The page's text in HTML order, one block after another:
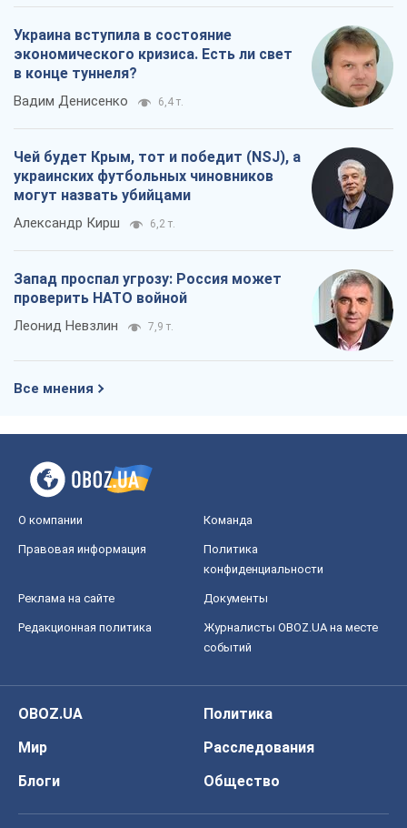
Украина вступила в состояние
экономического кризиса. Есть ли свет
в конце туннеля?
Вадим Денисенко 6,4 т.
Чей будет Крым, тот и победит (NSJ), а
украинских футбольных чиновников
могут назвать убийцами
Александр Кирш 6,2 т.
Запад проспал угрозу: Россия может
проверить НАТО войной
Леонид Невзлин 7,9 т.
Все мнения
О компании Команда
Правовая информация
Политика
конфиденциальности
Реклама на сайте Документы
Редакционная политика
Журналисты OBOZ.UA на месте
событий
OBOZ.UA
Политика
Мир
Расследования
Блоги
Общество